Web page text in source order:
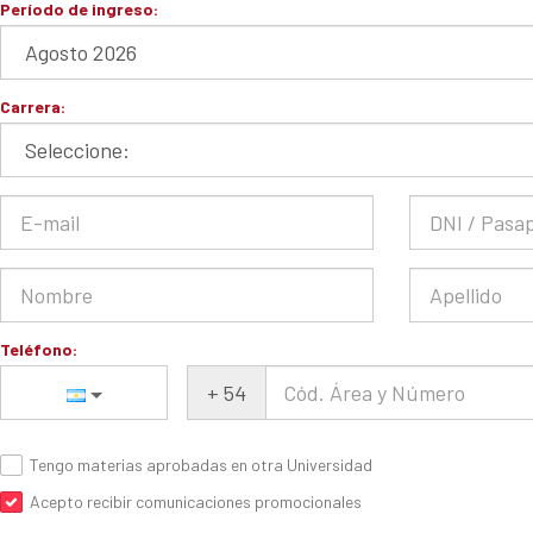
Período de ingreso:
Carrera:
Teléfono:
+ 54
Tengo materias aprobadas en otra Universidad
Acepto recibir comunicaciones promocionales